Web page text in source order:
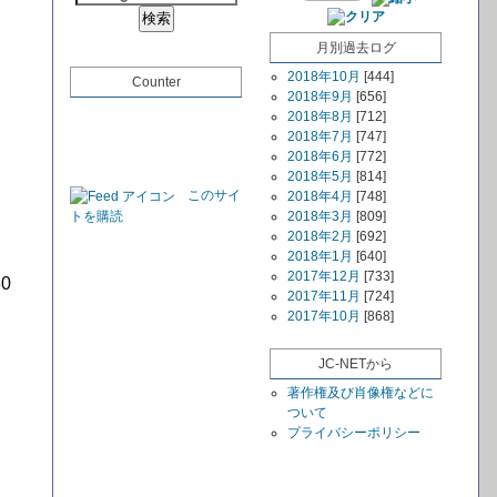
Counter
このサイ
トを購読
月別過去ログ
2018年10月 [444]
2018年9月 [656]
2018年8月 [712]
2018年7月 [747]
2018年6月 [772]
2018年5月 [814]
2018年4月 [748]
2018年3月 [809]
2018年2月 [692]
2018年1月 [640]
2017年12月 [733]
2017年11月 [724]
2017年10月 [868]
JC-NETから
著作権及び肖像権などに
ついて
プライバシーポリシー